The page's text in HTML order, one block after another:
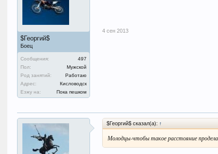
$Георгий$
Боец
Сообщения:
497
Пол:
Мужской
Род занятий:
Работаю
Адрес:
Кисловодск
Езжу на:
Пока пешком
4 сен 2013
$Георгий$ сказал(а): ↑
Молодцы-чтобы такое расстояние